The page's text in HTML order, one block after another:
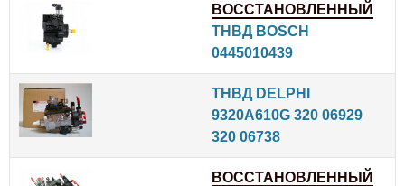
ВОССТАНОВЛЕННЫЙ
ТНВД BOSCH
0445010439
ТНВД DELPHI
9320A610G 320 06929
320 06738
ВОССТАНОВЛЕННЫЙ